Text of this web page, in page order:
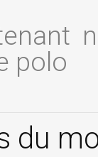
polo
du